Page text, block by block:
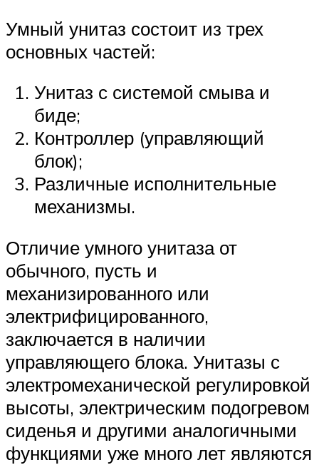
Умный унитаз состоит из трех
основных частей:
Унитаз с системой смыва и
биде;
Контроллер (управляющий
блок);
Различные исполнительные
механизмы.
Отличие умного унитаза от
обычного, пусть и
механизированного или
электрифицированного,
заключается в наличии
управляющего блока. Унитазы с
электромеханической регулировкой
высоты, электрическим подогревом
сиденья и другими аналогичными
функциями уже много лет являются